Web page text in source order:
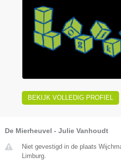
BEKIJK VOLLEDIG PROFIEL
De Mierheuvel - Julie Vanhoudt
Niet gevestigd in de plaats
Limburg.